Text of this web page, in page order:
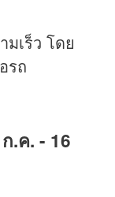
มเร็ว โดย
รถ
.ค. - 16